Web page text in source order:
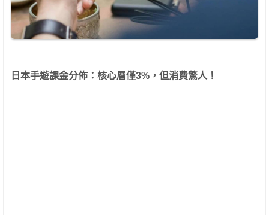
日本手遊課金分佈：核心層僅3%，但消費驚人！